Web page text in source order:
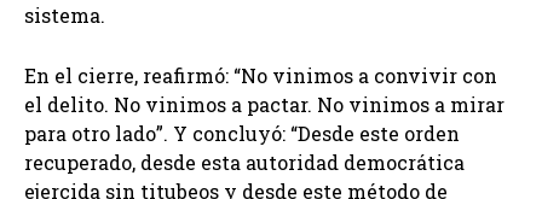
sistema.
En el cierre, reafirmó: “No vinimos a convivir con
el delito. No vinimos a pactar. No vinimos a mirar
para otro lado”. Y concluyó: “Desde este orden
recuperado, desde esta autoridad democrática
ejercida sin titubeos y desde este método de